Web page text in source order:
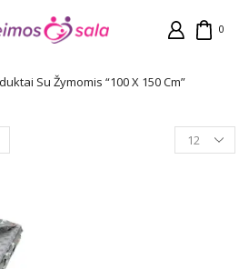
0
Su Žymomis “100 X 150 Cm”
Products
per